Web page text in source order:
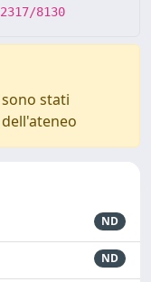
8130
stati
ND
ND